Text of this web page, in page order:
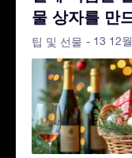
물 상자를 만
팁 및 선물 - 13 12